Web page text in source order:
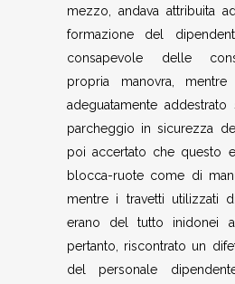
mezzo, andava attribuita
formazione del
consapevole delle
propria manovra,
adeguatamente
parcheggio in sicurezza
poi accertato che questo
blocca-ruote come di
mentre i travetti utilizzati
erano del tutto inidonei
pertanto, riscontrato un
del personale